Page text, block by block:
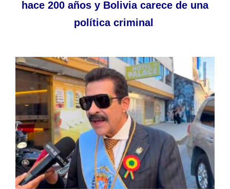
hace 200 años y Bolivia carece de una
política criminal